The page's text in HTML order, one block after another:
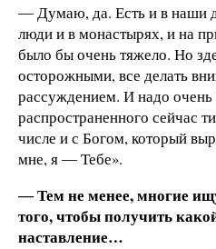
― Думаю, да. Есть и в наши
люди и в монастырях, и на
было бы очень тяжело. Но
осторожными, все делать
рассуждением. И надо очень
распространенного сейчас
числе и с Богом, который
мне, я ― Тебе».
― Тем не менее, многие
того, чтобы получить
наставление…